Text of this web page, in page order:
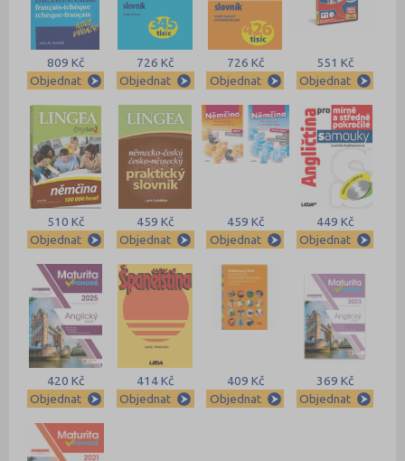
809 Kč
Objednat
726 Kč
Objednat
726 Kč
Objednat
551 Kč
Objednat
510 Kč
Objednat
459 Kč
Objednat
459 Kč
Objednat
449 Kč
Objednat
420 Kč
Objednat
414 Kč
Objednat
409 Kč
Objednat
369 Kč
Objednat